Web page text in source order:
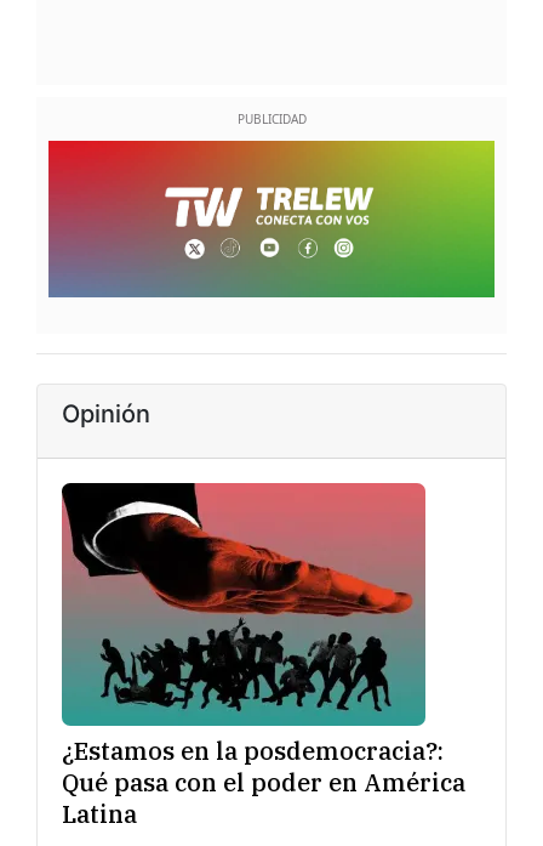
Opinión
¿Estamos en la posdemocracia?:
Qué pasa con el poder en América
Latina